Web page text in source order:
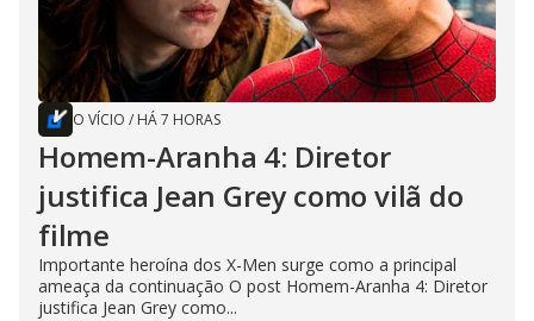
O VÍCIO / HÁ 7 HORAS
Homem-Aranha 4: Diretor
justifica Jean Grey como vilã do
filme
Importante heroína dos X-Men surge como a principal
ameaça da continuação O post Homem-Aranha 4: Diretor
justifica Jean Grey como...